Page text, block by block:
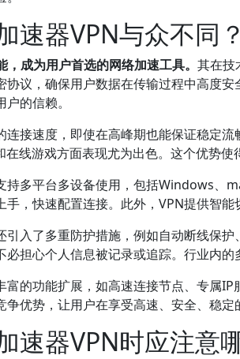
速器VPN与众不同？
成为用户首选的网络加速工具。 其在技
协议，确保用户数据在传输过程中高度
的信赖。
连接速度，即使在高峰期也能保证稳定
线游戏方面表现尤为出色。这个优势
持多平台多设备使用，包括Windows、
，快速配置连接。此外，VPN提供智
引入了多重防护措施，例如自动断线保
担心个人信息被记录或追踪。行业内
富的功能扩展，如高速连接节点、专属
优势，让用户在享受高速、安全、稳
速器VPN时应注意